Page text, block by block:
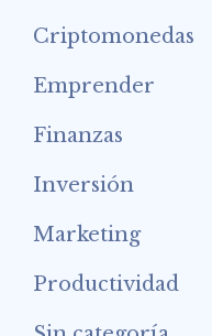
Criptomonedas
Emprender
Finanzas
Inversión
Marketing
Productividad